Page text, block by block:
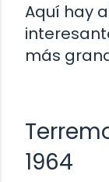
Aquí hay
más
1964